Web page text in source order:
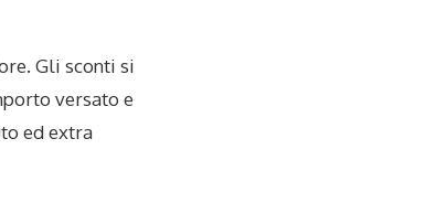
Gli sconti si
versato e
ed extra